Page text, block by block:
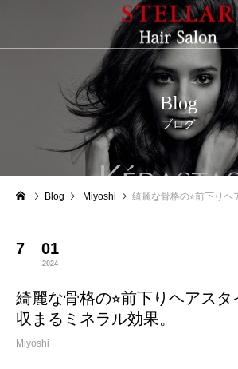
Blog
ブログ
Blog Miyoshi 綺麗な骨格の⭐︎前下りヘアスタイ
7 01
2024
綺麗な骨格の⭐︎前下りヘアス
収まるミネラル効果。
Miyoshi